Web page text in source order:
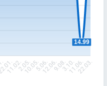
14.99
11.02.2.05.10.05.5.06.12.06.9.08.3.10.11.06.22.03.